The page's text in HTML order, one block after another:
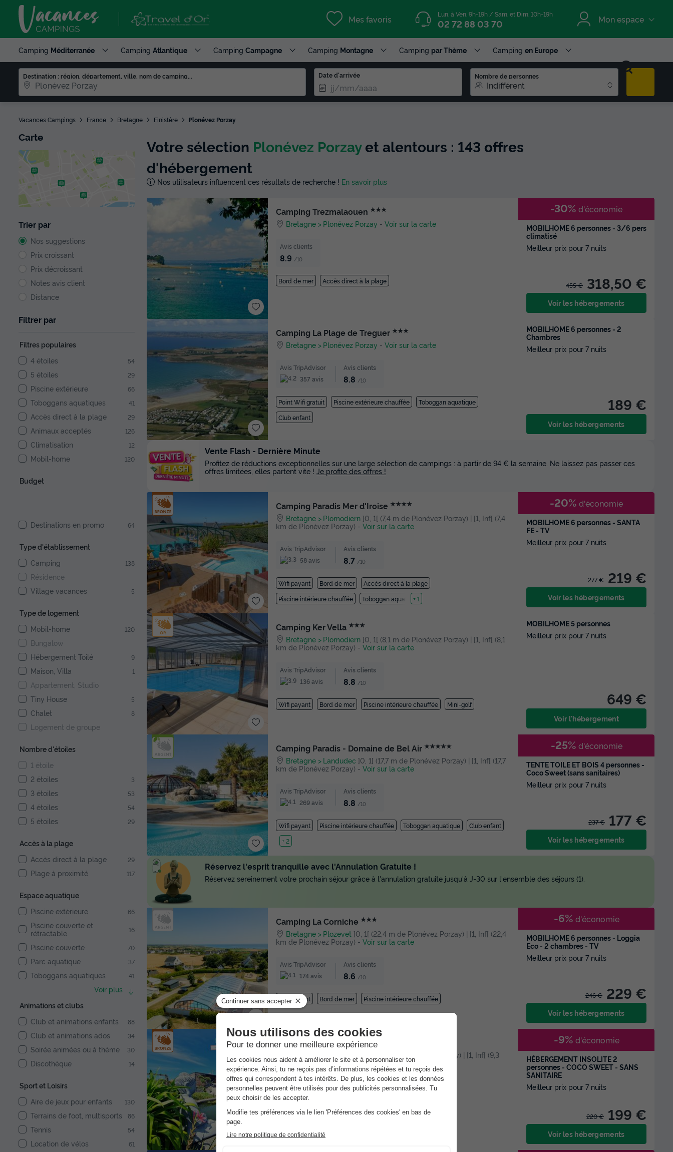
Mes favoris Lun. à Ven. 9h-19h / Sam. et Dim. 10h-19h
02 72 88 03 70 Mon espace
Camping Méditerranée Camping Atlantique Camping Campagne Camping Montagne Camping par Thème Camping en Europe
Destination : région, département, ville, nom de camping... Date d'arrivée Nombre de personnes
Indifférent
Vacances Campings France Bretagne Finistère Plonévez Porzay
Carte
Trier par
Nos suggestions
Prix croissant
Prix décroissant
Notes avis client
Distance
Filtrer par
Filtres populaires
4 étoiles
54
5 étoiles 29
Piscine extérieure 66
Toboggans aquatiques 41
Accès direct à la plage 29
Animaux acceptés 126
Climatisation 12
Mobil-home 120
Budget
Destinations en promo 64
Type d'établissement
Camping
138
Résidence
Village vacances
5
Type de logement
Mobil-home
120
Bungalow
Hébergement Toilé
9
Maison, Villa 1
Appartement, Studio
Tiny House
5
Chalet 8
Logement de groupe
Nombre d'étoiles
1 étoile
2 étoiles
3
3 étoiles 53
4 étoiles 54
5 étoiles 29
Accès à la plage
Accès direct à la plage
29
Plage à proximité 117
Espace aquatique
Piscine extérieure
66
Piscine couverte et
rétractable
16
Piscine couverte 70
Parc aquatique 37
Toboggans aquatiques 41
Voir plus
Animations et clubs
Club et animations enfants
88
Club et animations ados 34
Soirée animées ou à thème 30
Discothèque 14
Sport et Loisirs
Aire de jeux pour enfants
130
Terrains de foot, multisports 86
Tennis 54
Location de vélos 61
Votre sélection Plonévez Porzayet alentours : 143 offres
d'hébergement
Nos utilisateurs influencent ces résultats de recherche ! En savoir plus
Camping Trezmalaouen ★★★
Bretagne Plonévez Porzay -Voir sur la carte
Avis clients
8.9 /10
Bord de mer Accès direct à la plage
MOBILHOME 6 personnes - 3/6 pers
climatisé
Meilleur prix pour 7 nuits
455 € 318,50 €
-30% d'économie
Voir les hébergements
Camping La Plage de Treguer ★★★
Bretagne Plonévez Porzay -Voir sur la carte
Avis TripAdvisor
357 avis
Avis clients
8.8 /10
Point Wifi gratuit Piscine extérieure chauffée
Toboggan aquatique
Club enfant
MOBILHOME 6 personnes - 2
Chambres
Meilleur prix pour 7 nuits
189 €
Voir les hébergements
Camping Paradis Mer d'Iroise ★★★★
Bretagne Plomodiern ]0, 1[ (7,4 m de Plonévez Porzay) | [1, Inf[ (7,4
km de Plonévez Porzay) - Voir sur la carte
Avis TripAdvisor
58 avis
Avis clients
8.7 /10
Wifi payant Bord de mer
Accès direct à la plage
Piscine intérieure chauffée
Toboggan aquatique
+ 1
MOBILHOME 6 personnes - SANTA
FE - TV
Meilleur prix pour 7 nuits
277 € 219 €
-20% d'économie
Voir les hébergements
Camping Ker Vella ★★★
Bretagne Plomodiern ]0, 1[ (8,1 m de Plonévez Porzay) | [1, Inf[ (8,1
km de Plonévez Porzay) - Voir sur la carte
Avis TripAdvisor
136 avis
Avis clients
8.8 /10
Wifi payant Bord de mer Piscine intérieure chauffée Mini-golf
MOBILHOME 5 personnes
Meilleur prix pour 7 nuits
649 €
Voir l'hébergement
Camping Paradis - Domaine de Bel Air ★★★★★
Bretagne Landudec ]0, 1[ (17,7 m de Plonévez Porzay) | [1, Inf[ (17,7
km de Plonévez Porzay) - Voir sur la carte
Avis TripAdvisor
269 avis
Avis clients
8.8 /10
Wifi payant Piscine intérieure chauffée Toboggan aquatique
Club enfant
Lac
+ 2
TENTE TOILE ET BOIS 4 personnes -
Coco Sweet (sans sanitaires)
Meilleur prix pour 7 nuits
237 € 177 €
-25% d'économie
Voir les hébergements
Camping La Corniche ★★★
Bretagne Plozevet ]0, 1[ (22,4 m de Plonévez Porzay) | [1, Inf[ (22,4
km de Plonévez Porzay) - Voir sur la carte
Avis TripAdvisor
174 avis
Avis clients
8.6 /10
Wifi payant Bord de mer Piscine intérieure chauffée
MOBILHOME 6 personnes - Loggia
Eco - 2 chambres - TV
Meilleur prix pour 7 nuits
246 € 229 €
-6% d'économie
Voir les hébergements
Menez Bichen - Camping Paradis
Bretagne Saint Nic
]0, 1[ (9,3 m de Plonévez Porzay) | [1, Inf[ (9,3
km de Plonévez Porzay)-Voir sur la carte
Avis TripAdvisor
131 avis
Avis clients
HÉBERGEMENT INSOLITE 2
personnes - COCO SWEET - SANS
SANITAIRE
Meilleur prix pour 7 nuits
220 € 199 €
-9% d'économie
Voir les hébergements
Réservez l'esprit tranquille avec l'Annulation Gratuite !
Réservez sereinement votre prochain séjour grâce à l'annulation gratuite jusqu'à J-30 sur l'ensemble des séjours (1).
Vente Flash - Dernière Minute
Profitez de réductions exceptionnelles sur une large sélection de campings : à partir de 94 € la semaine. Ne laissez pas passer ces
offres limitées, elles partent vite ! Je profite des offres !